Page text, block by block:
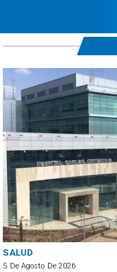
SALUD
5 De Agosto De 2026